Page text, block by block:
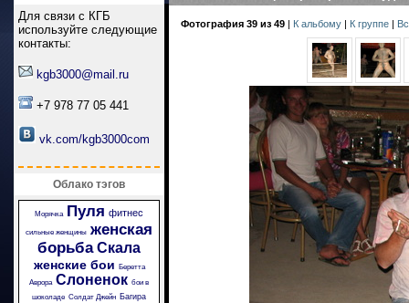
Для связи с КГБ
используйте следующие
контакты:
kgb3000@mail.ru
+7 978 77 05 441
vk.com/kgb3000com
Облако тэгов
Морячка Пуля фитнес
сильные женщины женская
борьба Скала
женские бои
Беретта
Аврора Слоненок бои в
шоколаде Солдат Джейн Багира
Фотография 39 из 49 | К альбому | К группе |